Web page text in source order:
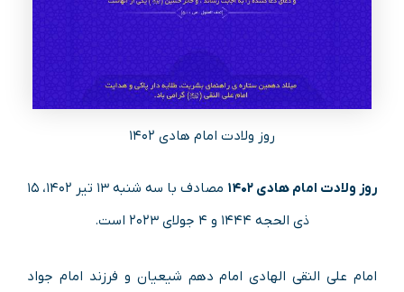
روز ولادت امام هادی ۱۴۰۲
روز ولادت امام هادی ۱۴۰۲
مصادف با سه شنبه ۱۳ تیر ۱۴۰۲، ۱۵
ذی الحجه ۱۴۴۴ و ۴ جولای ۲۰۲۳ است.
امام علی النقی الهادی امام دهم شیعیان و فرزند امام جواد